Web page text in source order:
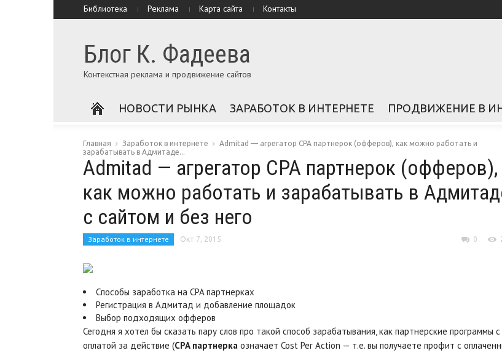
Библиотека Реклама Карта сайта Контакты
Блог К. Фадеева
Контекстная реклама и продвижение сайтов
НОВОСТИ РЫНКА ЗАРАБОТОК В ИНТЕРНЕТЕ ПРОДВИЖЕНИЕ В
Главная Заработок в интернете
Admitad — агрегатор CPA партнерок (офферов), как можно работать и
зарабатывать в Адмитаде...
Admitad — агрегатор CPA партнерок (офферов),
как можно работать и зарабатывать в
с сайтом и без него
Заработок в интернете Окт 7, 2015 0
Способы заработка на CPA партнерках
Регистрация в Адмитад и добавление площадок
Выбор подходящих офферов
Сегодня я хотел бы сказать пару слов про такой способ зарабатывания, как партнерские программы с
оплатой за действие (CPA партнерка означает Cost Per Action — т.е. вы получаете профит с